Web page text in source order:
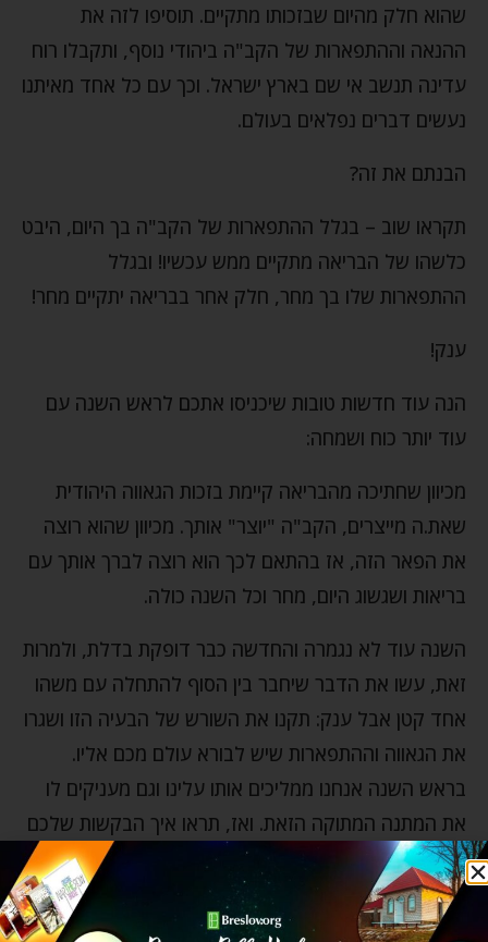
שהוא חלק מהיום שבזכותו מתקיים. תוסיפו לזה את
ההנאה וההתפארות של הקב"ה ביהודי נוסף, ותקבלו רוח
עדינה תנשב אי שם בארץ ישראל. וכך עם כל אחד מאיתנו
נעשים דברים נפלאים בעולם.
הבנתם את זה?
תקראו שוב – בגלל ההתפארות של הקב"ה בך היום, היבט
כלשהו של הבריאה מתקיים ממש עכשיו! ובגלל
ההתפארות שלו בך מחר, חלק אחר בבריאה יתקיים מחר!
ענק!
הנה עוד חדשות טובות שיכניסו אתכם לראש השנה עם
עוד יותר כוח ושמחה:
מכיוון שחתיכה מהבריאה קיימת בזכות הגאווה היהודית
שאת.ה מייצרים, הקב"ה "יוצר" אותך. מכיוון שהוא רוצה
את הפאר הזה, אז בהתאם לכך הוא רוצה לברך אותך עם
בריאות ושגשוג היום, מחר וכל השנה כולה.
השנה עוד לא נגמרה והחדשה כבר דופקת בדלת, ולמרות
זאת, עשו את הדבר שיחבר בין הסוף להתחלה עם משהו
אחד קטן אבל ענק: תקנו את השורש של הבעיה הזו ושגרו
את הגאווה וההתפארות שיש לבורא עולם מכם אליו.
בראש השנה אנחנו ממליכים אותו עלינו וגם מעניקים לו
את המתנה המתוקה הזאת. ואז, תראו איך הבקשות שלכם
מקבלות הצדקה אדירה להיענות מן השמים.
רבי נתן עוזר לנו להיות מודעים לנקודה מאוד בסיסית